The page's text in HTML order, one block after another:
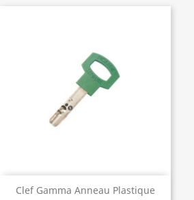
Clef Gamma Anneau Plastique